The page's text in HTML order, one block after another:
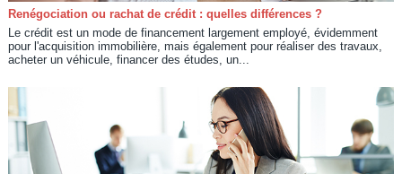
Renégociation ou rachat de crédit : quelles différences ?
Le crédit est un mode de financement largement employé, évidemment
pour l'acquisition immobilière, mais également pour réaliser des travaux,
acheter un véhicule, financer des études, un...